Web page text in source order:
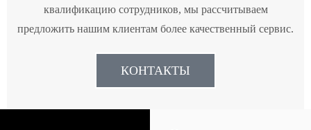
квалификацию сотрудников, мы рассчитываем
предложить нашим клиентам более качественный сервис.
КОНТАКТЫ